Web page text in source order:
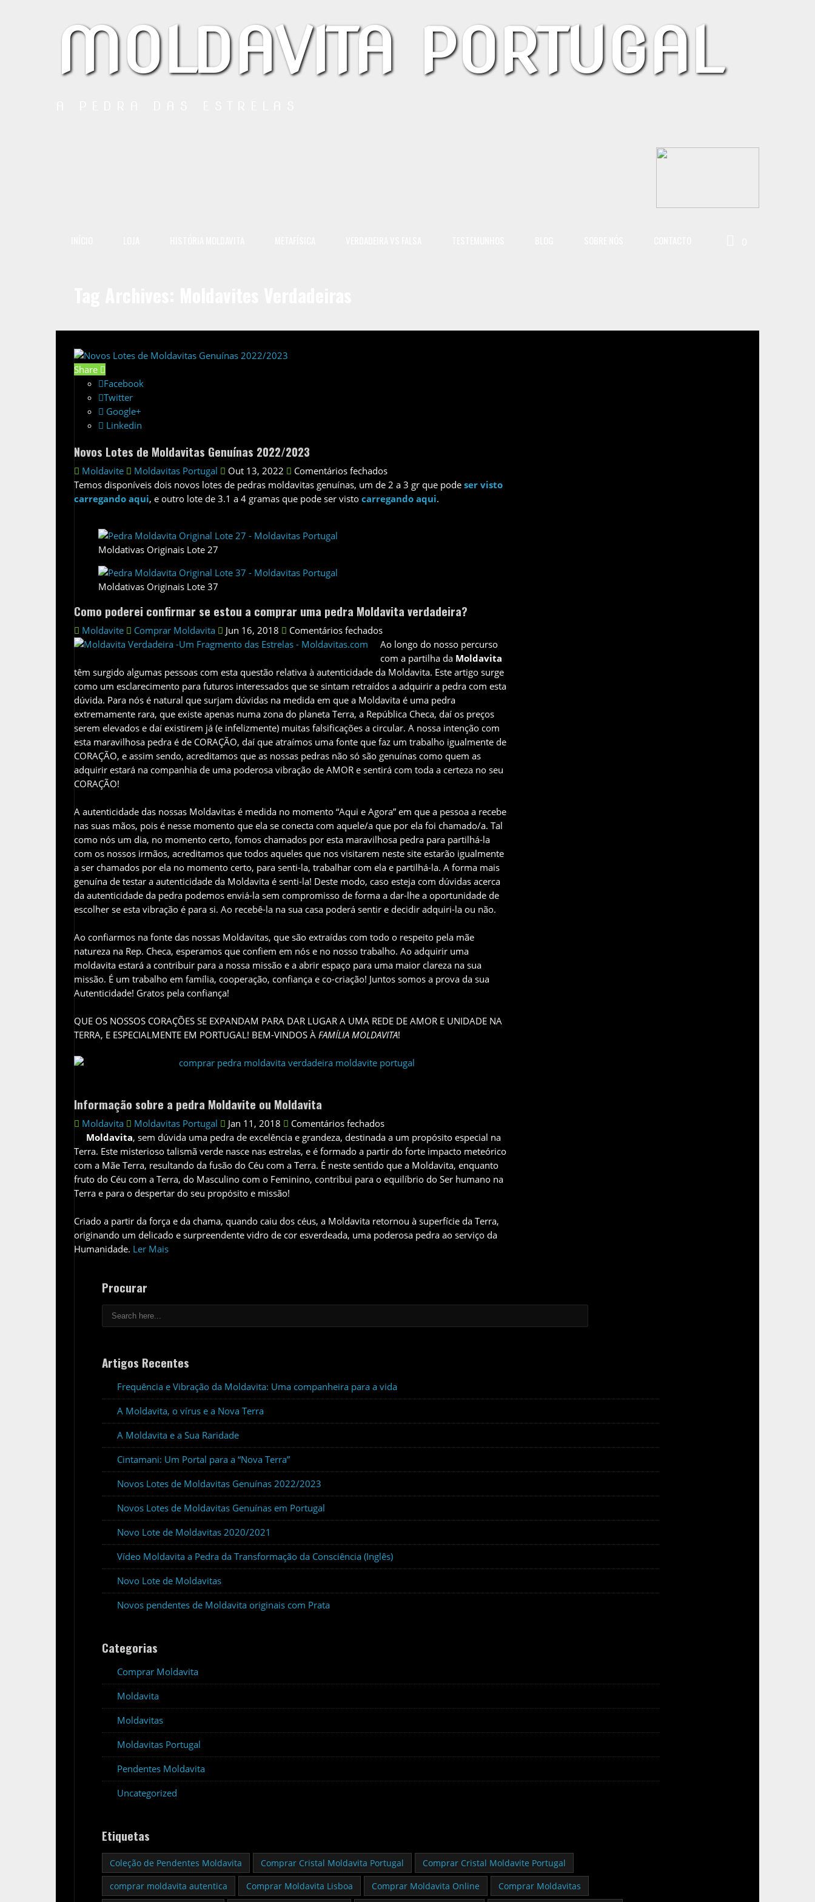
MOLDAVITA PORTUGAL
Share
Facebook
Twitter
Google+
Linkedin
Novos Lotes de Moldavitas Genuínas 2022/2023
Moldavite Moldavitas Portugal Out 13, 2022
Comentários fechados
Temos disponíveis dois novos lotes de pedras moldavitas genuínas, um de 2 a 3 gr que pode ser visto
carregando aqui, e outro lote de 3.1 a 4 gramas que pode ser visto carregando aqui.
Moldativas Originais Lote 27
Moldativas Originais Lote 37
Como poderei confirmar se estou a comprar uma pedra Moldavita verdadeira?
Moldavite Comprar Moldavita Jun 16, 2018
Comentários fechados
Ao longo do nosso percurso
com a partilha da Moldavita
têm surgido algumas pessoas com esta questão relativa à autenticidade da Moldavita. Este artigo surge
como um esclarecimento para futuros interessados que se sintam retraídos a adquirir a pedra com esta
dúvida. Para nós é natural que surjam dúvidas na medida em que a Moldavita é uma pedra
extremamente rara, que existe apenas numa zona do planeta Terra, a República Checa, daí os preços
serem elevados e daí existirem já (e infelizmente) muitas falsificações a circular. A nossa intenção com
esta maravilhosa pedra é de CORAÇÃO, daí que atraímos uma fonte que faz um trabalho igualmente de
CORAÇÃO, e assim sendo, acreditamos que as nossas pedras não só são genuínas como quem as
adquirir estará na companhia de uma poderosa vibração de AMOR e sentirá com toda a certeza no seu
CORAÇÃO!
A autenticidade das nossas Moldavitas é medida no momento “Aqui e Agora” em que a pessoa a recebe
nas suas mãos, pois é nesse momento que ela se conecta com aquele/a que por ela foi chamado/a. Tal
como nós um dia, no momento certo, fomos chamados por esta maravilhosa pedra para partilhá-la
com os nossos irmãos, acreditamos que todos aqueles que nos visitarem neste site estarão igualmente
a ser chamados por ela no momento certo, para senti-la, trabalhar com ela e partilhá-la. A forma mais
genuína de testar a autenticidade da Moldavita é senti-la! Deste modo, caso esteja com dúvidas acerca
da autenticidade da pedra podemos enviá-la sem compromisso de forma a dar-lhe a oportunidade de
escolher se esta vibração é para si. Ao recebê-la na sua casa poderá sentir e decidir adquiri-la ou não.
Ao confiarmos na fonte das nossas Moldavitas, que são extraídas com todo o respeito pela mãe
natureza na Rep. Checa, esperamos que confiem em nós e no nosso trabalho. Ao adquirir uma
moldavita estará a contribuir para a nossa missão e a abrir espaço para uma maior clareza na sua
missão. É um trabalho em família, cooperação, confiança e co-criação! Juntos somos a prova da sua
Autenticidade! Gratos pela confiança!
QUE OS NOSSOS CORAÇÕES SE EXPANDAM PARA DAR LUGAR A UMA REDE DE AMOR E UNIDADE NA
TERRA, E ESPECIALMENTE EM PORTUGAL! BEM-VINDOS À FAMÍLIA MOLDAVITA!
Informação sobre a pedra Moldavite ou Moldavita
Moldavita Moldavitas Portugal Jan 11, 2018
Comentários fechados
Moldavita, sem dúvida uma pedra de excelência e grandeza, destinada a um propósito especial na
Terra. Este misterioso talismã verde nasce nas estrelas, e é formado a partir do forte impacto meteórico
com a Mãe Terra, resultando da fusão do Céu com a Terra. É neste sentido que a Moldavita, enquanto
fruto do Céu com a Terra, do Masculino com o Feminino, contribui para o equilíbrio do Ser humano na
Terra e para o despertar do seu propósito e missão!
Criado a partir da força e da chama, quando caiu dos céus, a Moldavita retornou à superfície da Terra,
originando um delicado e surpreendente vidro de cor esverdeada, uma poderosa pedra ao serviço da
Humanidade. Ler Mais
Procurar
Artigos Recentes
Frequência e Vibração da Moldavita: Uma companheira para a vida
A Moldavita, o vírus e a Nova Terra
A Moldavita e a Sua Raridade
Cintamani: Um Portal para a “Nova Terra”
Novos Lotes de Moldavitas Genuínas 2022/2023
Novos Lotes de Moldavitas Genuínas em Portugal
Novo Lote de Moldavitas 2020/2021
Vídeo Moldavita a Pedra da Transformação da Consciência (Inglês)
Novo Lote de Moldavitas
Novos pendentes de Moldavita originais com Prata
Categorias
Comprar Moldavita
Moldavita
Moldavitas
Moldavitas Portugal
Pendentes Moldavita
Uncategorized
Etiquetas
Coleção de Pendentes Moldavita Comprar Cristal Moldavita Portugal
Comprar Cristal Moldavite Portugal
comprar moldavita autentica
Comprar Moldavita Lisboa Comprar Moldavita Online Comprar Moldavitas